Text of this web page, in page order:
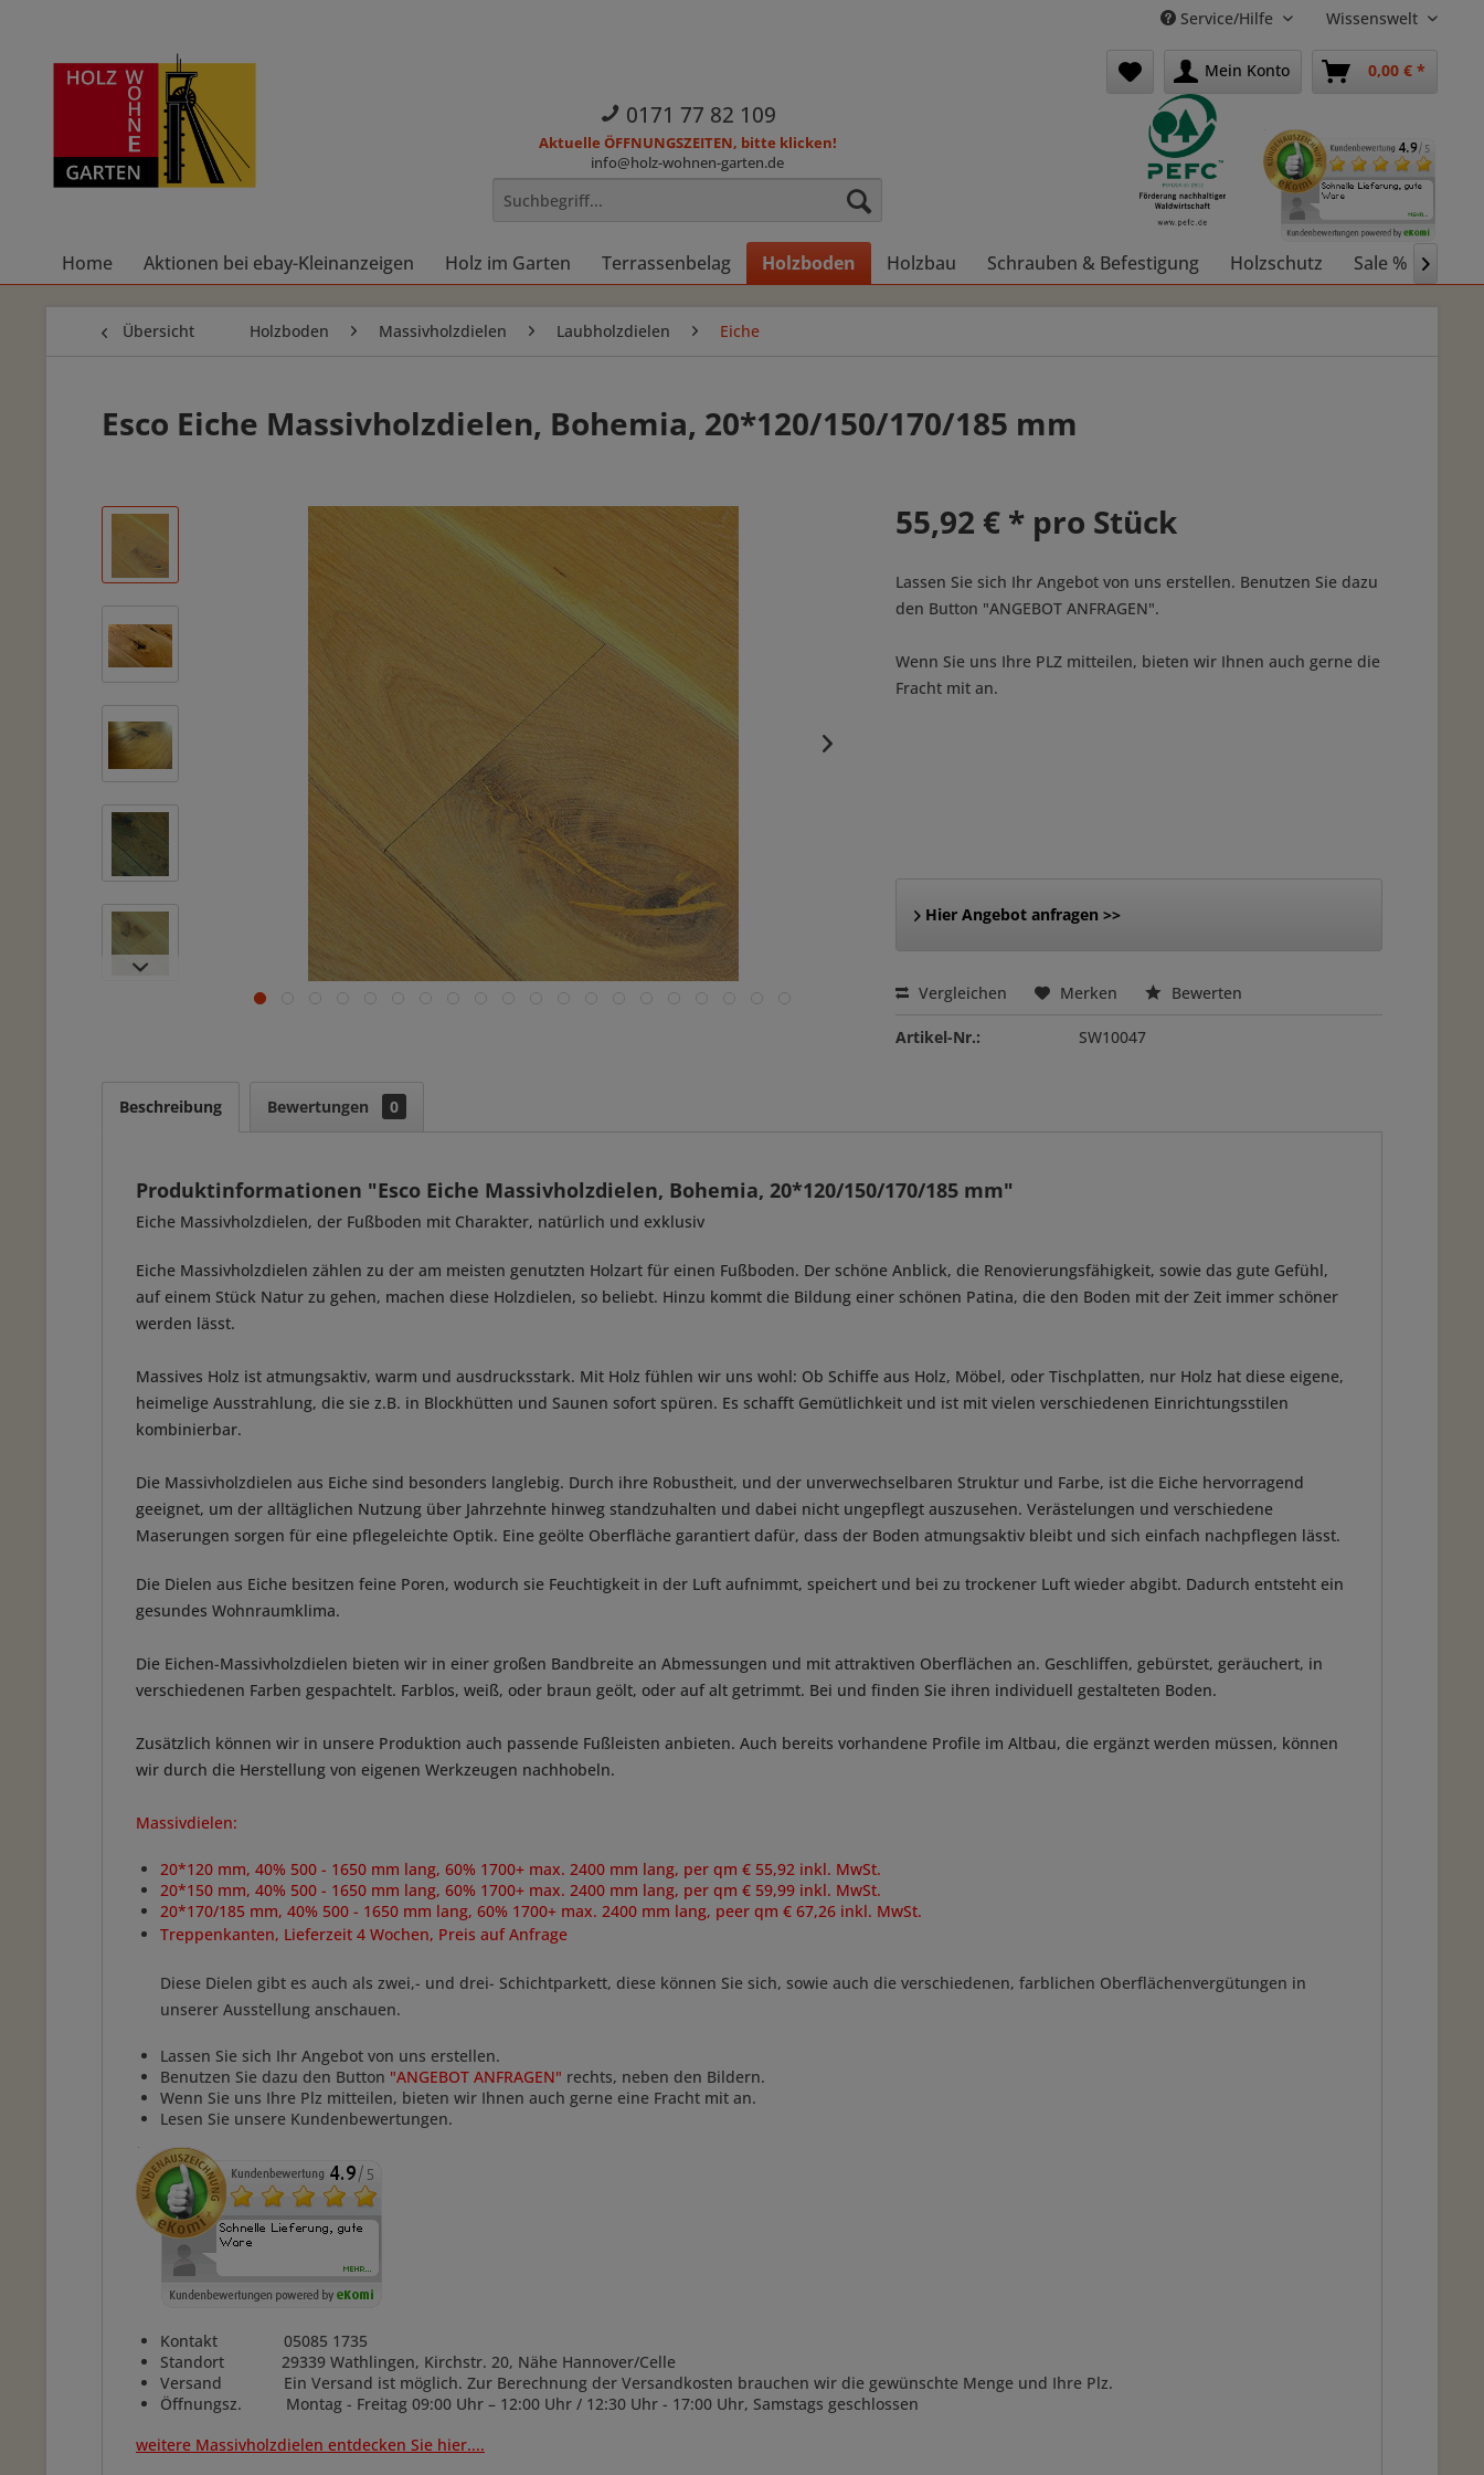
Service/Hilfe Wissenswelt
Mein Konto 0,00 € *
0171 77 82 109
Aktuelle ÖFFNUNGSZEITEN, bitte klicken!
info@holz-wohnen-garten.de
Home Aktionen bei ebay-Kleinanzeigen Holz im Garten Terrassenbelag Holzboden Holzbau Schrauben & Befestigung Holzschutz Sale % 
Übersicht Holzboden Massivholzdielen Laubholzdielen Eiche
Esco Eiche Massivholzdielen, Bohemia, 20*120/150/170/185 mm
55,92 € * pro Stück
Lassen Sie sich Ihr Angebot von uns erstellen. Benutzen Sie dazu
den Button "ANGEBOT ANFRAGEN".
Wenn Sie uns Ihre PLZ mitteilen, bieten wir Ihnen auch gerne die
Fracht mit an.
Hier Angebot anfragen >>
Vergleichen Merken Bewerten
Artikel-Nr.: SW10047
Beschreibung Bewertungen 0
Produktinformationen "Esco Eiche Massivholzdielen, Bohemia, 20*120/150/170/185 mm"
Eiche Massivholzdielen, der Fußboden mit Charakter, natürlich und exklusiv
Eiche Massivholzdielen zählen zu der am meisten genutzten Holzart für einen Fußboden. Der schöne Anblick, die Renovierungsfähigkeit, sowie das gute Gefühl,
auf einem Stück Natur zu gehen, machen diese Holzdielen, so beliebt. Hinzu kommt die Bildung einer schönen Patina, die den Boden mit der Zeit immer schöner
werden lässt.
Massives Holz ist atmungsaktiv, warm und ausdrucksstark. Mit Holz fühlen wir uns wohl: Ob Schiffe aus Holz, Möbel, oder Tischplatten, nur Holz hat diese eigene,
heimelige Ausstrahlung, die sie z.B. in Blockhütten und Saunen sofort spüren. Es schafft Gemütlichkeit und ist mit vielen verschiedenen Einrichtungsstilen
kombinierbar.
Die Massivholzdielen aus Eiche sind besonders langlebig. Durch ihre Robustheit, und der unverwechselbaren Struktur und Farbe, ist die Eiche hervorragend
geeignet, um der alltäglichen Nutzung über Jahrzehnte hinweg standzuhalten und dabei nicht ungepflegt auszusehen. Verästelungen und verschiedene
Maserungen sorgen für eine pflegeleichte Optik. Eine geölte Oberfläche garantiert dafür, dass der Boden atmungsaktiv bleibt und sich einfach nachpflegen lässt.
Die Dielen aus Eiche besitzen feine Poren, wodurch sie Feuchtigkeit in der Luft aufnimmt, speichert und bei zu trockener Luft wieder abgibt. Dadurch entsteht ein
gesundes Wohnraumklima.
Die Eichen-Massivholzdielen bieten wir in einer großen Bandbreite an Abmessungen und mit attraktiven Oberflächen an. Geschliffen, gebürstet, geräuchert, in
verschiedenen Farben gespachtelt. Farblos, weiß, oder braun geölt, oder auf alt getrimmt. Bei und finden Sie ihren individuell gestalteten Boden.
Zusätzlich können wir in unsere Produktion auch passende Fußleisten anbieten. Auch bereits vorhandene Profile im Altbau, die ergänzt werden müssen, können
wir durch die Herstellung von eigenen Werkzeugen nachhobeln.
Massivdielen:
20*120 mm, 40% 500 - 1650 mm lang, 60% 1700+ max. 2400 mm lang, per qm € 55,92 inkl. MwSt.
20*150 mm, 40% 500 - 1650 mm lang, 60% 1700+ max. 2400 mm lang, per qm € 59,99 inkl. MwSt.
20*170/185 mm, 40% 500 - 1650 mm lang, 60% 1700+ max. 2400 mm lang, peer qm € 67,26 inkl. MwSt.
Treppenkanten, Lieferzeit 4 Wochen, Preis auf Anfrage
Diese Dielen gibt es auch als zwei,- und drei- Schichtparkett, diese können Sie sich, sowie auch die verschiedenen, farblichen Oberflächenvergütungen in
unserer Ausstellung anschauen.
Lassen Sie sich Ihr Angebot von uns erstellen.
Benutzen Sie dazu den Button "ANGEBOT ANFRAGEN" rechts, neben den Bildern.
Wenn Sie uns Ihre Plz mitteilen, bieten wir Ihnen auch gerne eine Fracht mit an.
Lesen Sie unsere Kundenbewertungen.
Kontakt 05085 1735
Standort 29339 Wathlingen, Kirchstr. 20, Nähe Hannover/Celle
Versand Ein Versand ist möglich. Zur Berechnung der Versandkosten brauchen wir die gewünschte Menge und Ihre Plz.
Öffnungsz. Montag - Freitag 09:00 Uhr – 12:00 Uhr / 12:30 Uhr - 17:00 Uhr, Samstags geschlossen
weitere Massivholzdielen entdecken Sie hier....